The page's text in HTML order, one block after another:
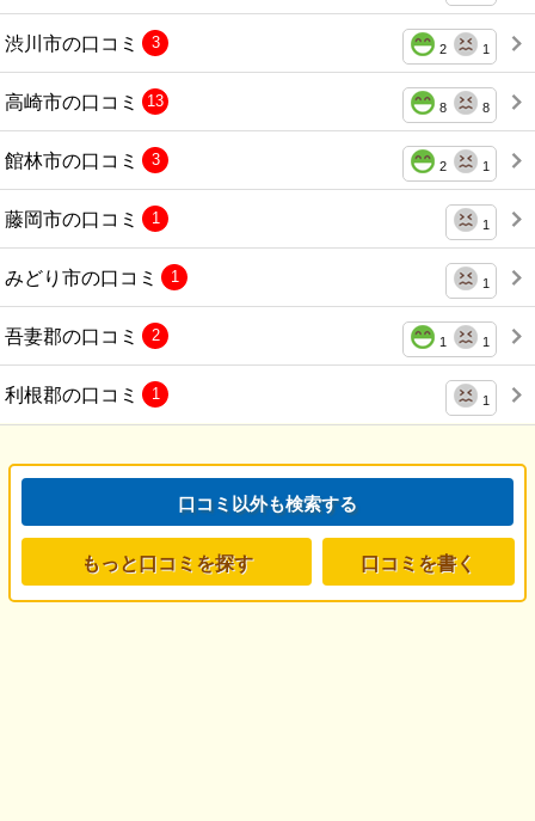
渋川市の口コミ 2 1
3
高崎市の口コミ 8 8
13
館林市の口コミ 2 1
3
藤岡市の口コミ 1
1
みどり市の口コミ 1
1
吾妻郡の口コミ 1 1
2
利根郡の口コミ 1
1
口コミ以外も検索する
もっと口コミを探す 口コミを書く